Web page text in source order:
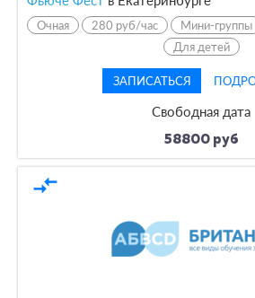
Очная 280 руб/час Мини-группы
Для детей
ЗАПИСАТЬСЯ
Свободная дата
58800 руб
compare_arrows